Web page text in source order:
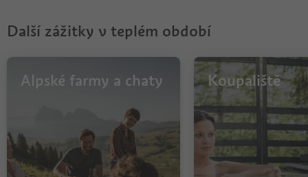
17
19
24
25
26
Další zážitky v teplém období
Alpské farmy a chaty Koupaliště